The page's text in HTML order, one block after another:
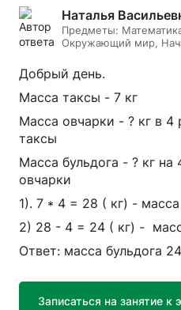
Наталья
Предметы:
Окружающий мир,
Добрый день.
Масса таксы - 7 кг
Масса овчарки - ? кг в 4
таксы
Масса бульдога - ? кг на
овчарки
1). 7 * 4 = 28 ( кг) -
2) 28 - 4 = 24 ( кг) -
Ответ: масса бульдога
Записаться на занятие к